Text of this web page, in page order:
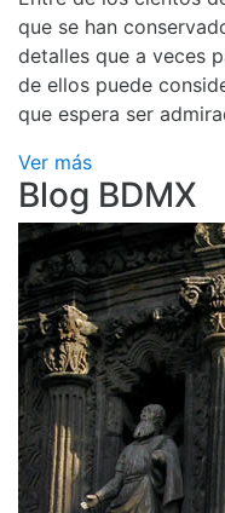
que se han
detalles que a veces
de ellos puede
que espera ser
Ver más
Blog BDMX